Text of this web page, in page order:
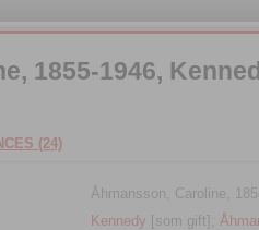
1855-1946,
(24)
Åhmansson, Caroline,
Kennedy [som gift];